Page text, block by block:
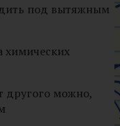
под вытяжным
химических
другого можно,